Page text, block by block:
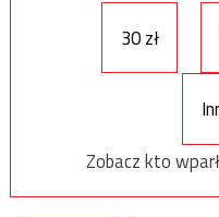
30 zł
Zobacz kto